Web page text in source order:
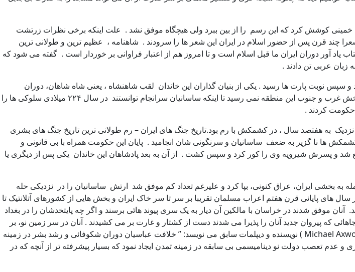
خمینی کوشش کرد که این رسم را از بین ببرد ولی هیچگاه موفق نشد . علت اینکه برخی نظرات زرتشت
چند قرن پس از حضور اسلام در ایران این شعر ها را سرودند . شاهنامه ، عظیم ترین و طولانی ترین
آور دوران ایران ما قبل اسلام است و تا امروز هم از اعتبار فراوانی بر خوردار است . گفته می شود که
عربی تن دادند .
حکومت کردند و سپس نوبت پارت ها رسید . یکی از بنیان گذاران این خاندان لقب شاهنشاه ، یعنی شاه شاهان، دوران
هخامنشیان را به خود گرفت . اینان از قسمت شمال شرقی بر خاسته بودند و زورشان به ساکنان بخش غرب و جنوب این منطقه نمی رسید تا اینکه ساسانیان سرانجام توانستند در سال ۲۲۴ میلادی سلوکی ها را
حکومت کردند .
به جائی خاندان ها از سال ۶۹ قبل از میلاد تا ۶۲۴ بعد از میلاد ، یعنی نزدیک به هفتصد سال ، در کشمکش با رم بود.تاریخ جنگ های ایران – رم طولانی ترین تاریخ جنگ های بشری
ها نا گزیر به ضعف ساسانیان و سرنگونی شان انجامید . پایان این حکومت همراه با بی قانونی و
ها ، کسرا پادشاه وقت خلع شد و پسرش شیرویه وی را کور کرد و سپس کشت . از آن به بعد پادشاهان این خاندان یکی پس از دیگری یا
، در سال ۶۳۷ میلادی ارتش کوچکی را جهت حمله به بخشی ایران، عراق کنونی، بپا کرد و علیرغم تعداد کم موفق شد ارتش ساسانیان را در نزدیکی حله
ایران شدند و ساسانیان در سال ۶۵۱ میلادی سرنگون شد. در سال های پایانی قرن هفتم اعراب مسلمان تقریبا بر سر تا سر خاک ایران و بخش هایی از کشورهای آتلانتیک تا
موفق شدند در خراسان با مالکین آن دیار به یک سری پیوند هائی برسند و اگر چه پایتخدشان را در بغداد
که پیروان جدید آنان را پذیرا می شدند دست از کشتار و غارت بر می کشیدند . آنان در سر زمین نو، بر
خلاف پیشینیانشان ، اصل برابری را به جای برتری طلبی عرب اتخاذ کردند. میکل اکسووردی ( Michael Axworthy ) نویسنده و دیپلمات سابق می نویسد: ” خلافت عباسیان دوران شکوفائی و رشد بشر در زمینه
و عدم تعصب دولت نو دینامیسمی بی سابقه در زمینه تمدن ایجاد نمود که بسیار پیشرفته تر از آنچه که در